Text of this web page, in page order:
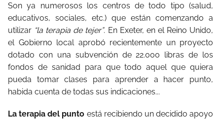
Son ya numerosos los centros de todo tipo (salud,
educativos, sociales, etc.) que están comenzando a
utilizar “la terapia de tejer”. En Exeter, en el Reino Unido,
el Gobierno local aprobó recientemente un proyecto
dotado con una subvención de 22.000 libras de los
fondos de sanidad para que todo aquel que quiera
pueda tomar clases para aprender a hacer punto,
habida cuenta de todas sus indicaciones...
La terapia del punto está recibiendo un decidido apoyo